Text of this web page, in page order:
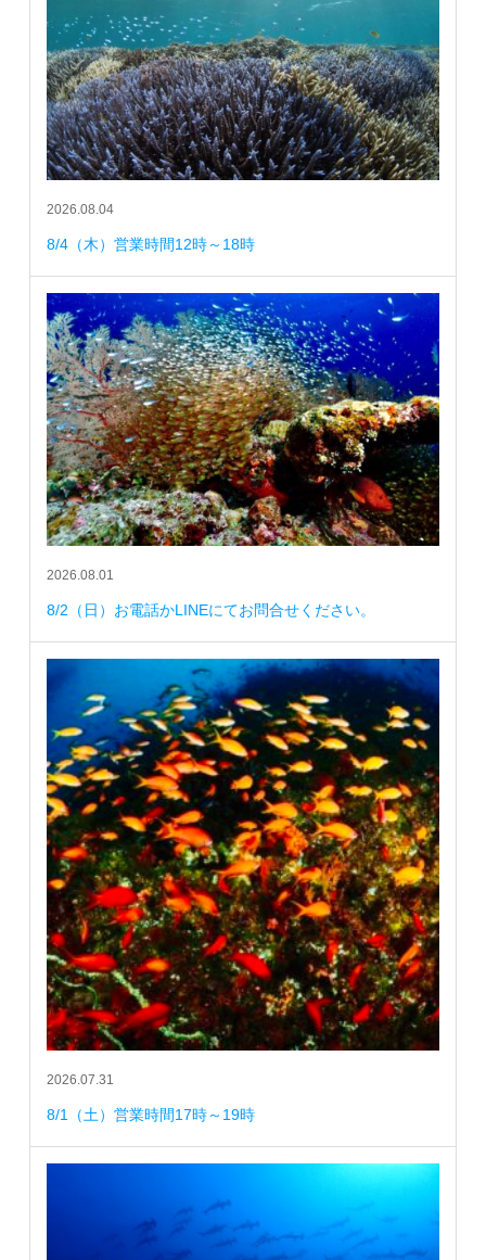
2026.08.04
8/4（木）営業時間12時～18時
2026.08.01
8/2（日）お電話かLINEにてお問合せください。
2026.07.31
8/1（土）営業時間17時～19時